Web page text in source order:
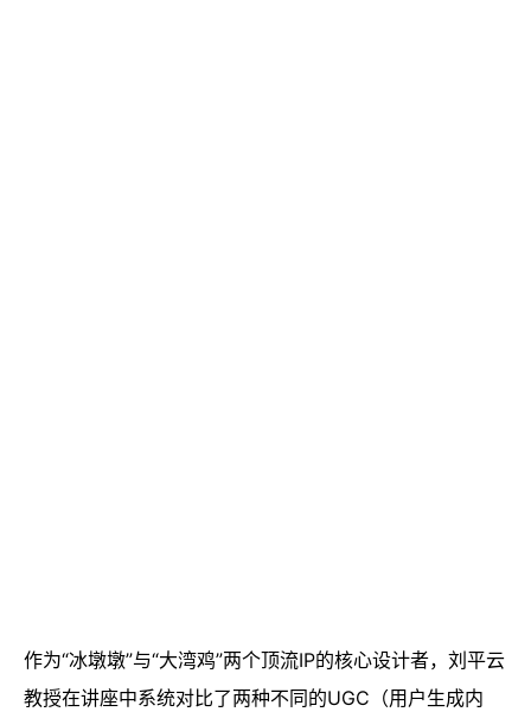
作为“冰墩墩”与“大湾鸡”两个顶流IP的核心设计者，刘平云
教授在讲座中系统对比了两种不同的UGC（用户生成内